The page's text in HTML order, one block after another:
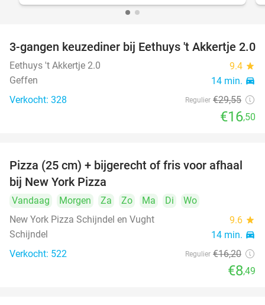
44%
3-gangen keuzediner bij Eethuys 't Akkertje 2.0
Eethuys 't Akkertje 2.0 9.4 star
Geffen 14 min. directions_car
Verkocht: 328 Regulier €29,55
€16,50
48%
Pizza (25 cm) + bijgerecht of fris voor afhaal
bij New York Pizza
Vandaag Morgen Za Zo Ma Di
Wo
New York Pizza Schijndel en Vught
9.6 star
Schijndel 14 min. directions_car
Verkocht: 522 Regulier €16,20
€8,49